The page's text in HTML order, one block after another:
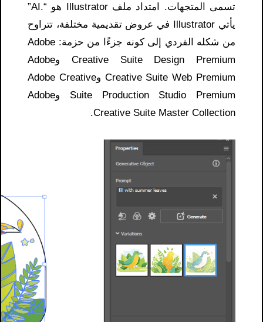
تسمى المتجهات. امتداد ملف Illustrator هو “.AI”
يأتي Illustrator في عروض تقديمية مختلفة، تتراوح
من شكله الفردي إلى كونه جزءًا من حزمة: Adobe
Creative Suite Design Premium وAdobe
Creative Suite Web Premium وAdobe Creative
Suite Production Studio Premium وAdobe
Creative Suite Master Collection.